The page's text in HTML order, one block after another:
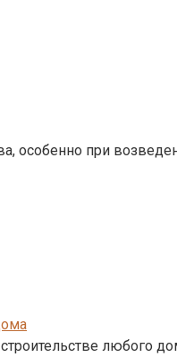
особенно при
любого